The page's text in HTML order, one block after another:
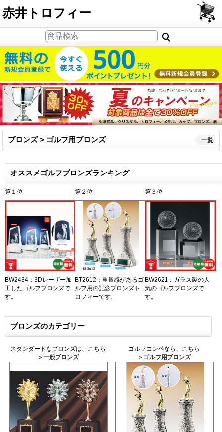
PCサイト
赤井トロフィー
ブロンズ > ゴルフ用ブロンズ
オススメゴルフブロンズランキング
第１位 第２位 第３位
BW2434：3Dレーザー加
工したゴルフブロンズで
す。
BT2612：重量感があるゴ
ルフ用の記念ブロンズト
ロフィーです。
BW2621：ガラス製の人
気のゴルフブロンズで
す。
ブロンズのカテゴリー
スタンダードなブロンズは、こちら
＞一般ブロンズ
ゴルフコンペなら、こちら
＞ゴルフ用ブロンズ
一覧